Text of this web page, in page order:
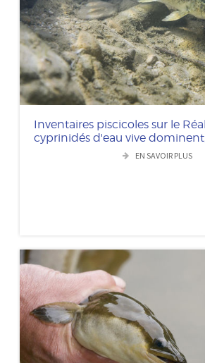
Inventaires piscicoles sur le
cyprinidés d'eau vive
EN SAVOIR PLUS